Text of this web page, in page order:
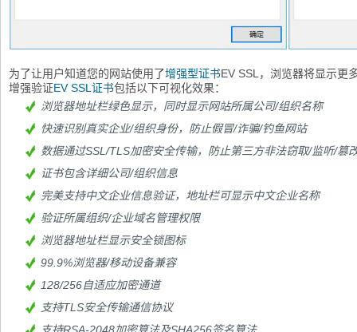
为了让用户知道您的网站使用了增强型证书EV SSL，浏览器将显示更
增强验证EV SSL证书包括以下可视化效果：
浏览器地址栏绿色显示，同时显示网站所属公司/组织名称
快速识别真实企业/组织身份，防止假冒/诈骗/钓鱼网站
数据通过SSL/TLS加密安全传输，防止第三方非法窃取/监听/篡
证书包含详细公司/组织信息
完美支持中文企业信息验证，地址栏可显示中文企业名称
验证所属组织/企业域名管理权限
浏览器地址栏显示安全锁图标
99.9%浏览器/移动设备兼容
128/256自适应加密通道
支持TLS安全传输通信协议